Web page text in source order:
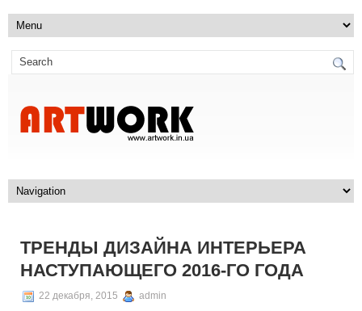
ТРЕНДЫ ДИЗАЙНА ИНТЕРЬЕРА
НАСТУПАЮЩЕГО 2016-ГО ГОДА
22 декабря, 2015 admin